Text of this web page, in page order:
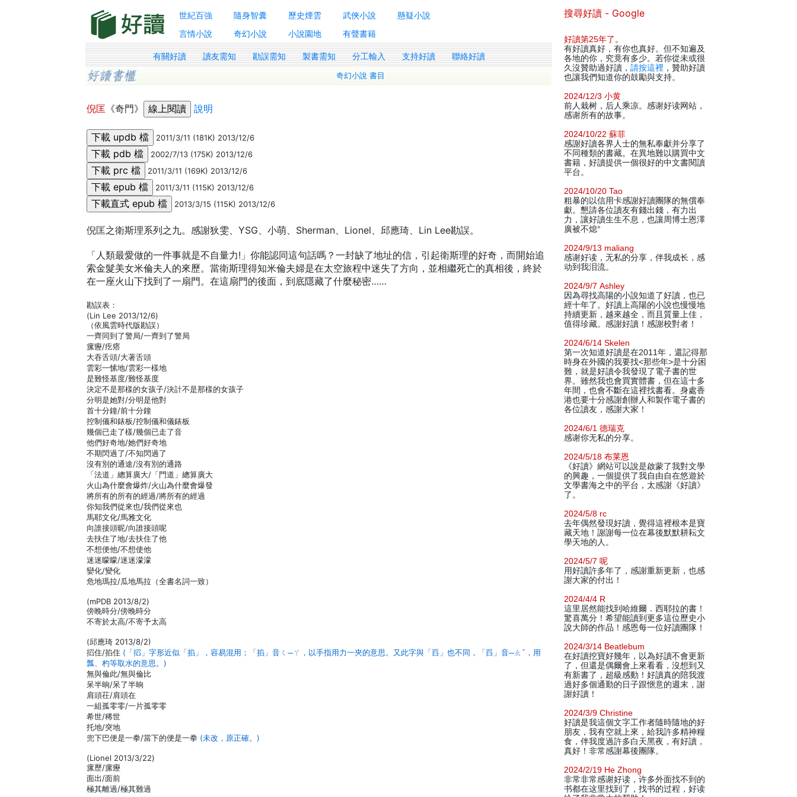
世紀百強 隨身智囊 歷史煙雲 武俠小說
懸疑小說
言情小說
奇幻小說 小說園地 有聲書籍
有關好讀 讀友需知 勘誤需知 製書需知 分工輸入 支持好讀 聯絡好讀
奇幻小說 書目
倪匡 《奇門》 說明
2011/3/11 (181K) 2013/12/6
2002/7/13 (175K) 2013/12/6
2011/3/11 (169K) 2013/12/6
2011/3/11 (115K) 2013/12/6
2013/3/15 (115K) 2013/12/6
倪匡之衛斯理系列之九。感謝狄雯、YSG、小萌、Sherman、Lionel、邱應琦、Lin Lee勘誤。
「人類最愛做的一件事就是不自量力!」你能認同這句話嗎？一封缺了地址的信，引起衛斯理的好奇，而開始追
索金髮美女米倫夫人的來歷。當衛斯理得知米倫夫婦是在太空旅程中迷失了方向，並相繼死亡的真相後，終於
在一座火山下找到了一扇門。在這扇門的後面，到底隱藏了什麼秘密……
勘誤表：
(Lin Lee 2013/12/6)
（依風雲時代版勘誤）
一齊同到了警局/一齊到了警局
瘰癧/疙瘩
大吞舌頭/大著舌頭
雲彩一愫地/雲彩一樣地
是難怪基度/難怪基度
決定不是那樣的女孩子/決計不是那樣的女孩子
分明是她對/分明是他對
首十分鐘/前十分鐘
控制儀和錶板/控制儀和儀錶板
幾個已走了樣/幾個已走了音
他們好奇地/她們好奇地
不期閃過了/不知閃過了
沒有別的通途/沒有別的通路
「法道」總算廣大/「門道」總算廣大
火山為什麼會爆炸/火山為什麼會爆發
將所有的所有的經過/將所有的經過
你知我們從來也/我們從來也
馬耶文化/馬雅文化
向誰接頭昵/向誰接頭呢
去扶住了地/去扶住了他
不想便他/不想使他
迷迷矇矇/迷迷濛濛
孌化/變化
危地瑪拉/瓜地馬拉（全書名詞一致）
(mPDB 2013/8/2)
傍睌時分/傍晚時分
不寄於太高/不寄予太高
(邱應琦 2013/8/2)
搯住/掐住 (「搯」字形近似「掐」，容易混用；「掐」音ㄑ─ㄚ，以手指用力一夾的意思。又此字與「舀」也不同，「舀」音─ㄠˇ，用
瓢、杓等取水的意思。)
無與倫此/無與倫比
呆半晌/呆了半晌
肩頭茌/肩頭在
一組孤零零/一片孤零零
希世/稀世
托地/突地
兜下巴便是一拳/當下的便是一拳 (未改，原正確。)
(Lionel 2013/3/22)
瘰歷/瘰癧
面出/面前
極其離過/極其難過
搜尋好讀 - Google
好讀第25年了 。
有好讀真好，有你也真好。但不知遍及
各地的你，究竟有多少。若你從未或很
久沒贊助過好讀， 請按這裡 ，贊助好讀
也讓我們知道你的鼓勵與支持。
2024/12/3 小黄
前人栽树，后人乘凉。感谢好读网站，
感谢所有的故事。
2024/10/22 蘇菲
感謝好讀各界人士的無私奉獻并分享了
不同種類的書藏。在異地難以購買中文
書籍，好讀提供一個很好的中文書閱讀
平台。
2024/10/20 Tao
粗暴的以信用卡感謝好讀團隊的無償奉
獻。懇請各位讀友有錢出錢，有力出
力，讓好讀生生不息，也讓周博士恩澤
廣被不熄°
2024/9/13 maliang
感谢好读，无私的分享，伴我成长，感
动到我泪流。
2024/9/7 Ashley
因為尋找高陽的小說知道了好讀，也已
經十年了。好讀上高陽的小說也慢慢地
持續更新，越來越全，而且質量上佳，
值得珍藏。感謝好讀！感謝校對者！
2024/6/14 Skelen
第一次知道好讀是在2011年，還記得那
時身在外國的我要找<那些年>是十分困
難，就是好讀令我發現了電子書的世
界。雖然我也會買實體書，但在這十多
年間，也會不斷在這裡找書看。身處香
港也要十分感謝創辦人和製作電子書的
各位讀友，感謝大家！
2024/6/1 德瑞克
感谢你无私的分享。
2024/5/18 布莱恩
《好讀》網站可以說是啟蒙了我對文學
的興趣，一個提供了我自由自在悠遊於
文學書海之中的平台，太感謝《好讀》
了。
2024/5/8 rc
去年偶然發現好讀，覺得這裡根本是寶
藏天地！謝謝每一位在幕後默默耕耘文
學天地的人。
2024/5/7 呢
用好讀許多年了，感謝重新更新，也感
謝大家的付出！
2024/4/4 R
這里居然能找到哈維爾．西耶拉的書！
驚喜萬分！希望能讀到更多這位歷史小
說大師的作品！感恩每一位好讀團隊！
2024/3/14 Beatlebum
在好讀挖寶好幾年，以為好讀不會更新
了，但還是偶爾會上來看看，沒想到又
有新書了，超級感動！好讀真的陪我渡
過好多個通勤的日子跟愜意的週末，謝
謝好讀！
2024/3/9 Christine
好讀是我這個文字工作者隨時隨地的好
朋友，我有空就上來，給我許多精神糧
食，伴我度過許多白天黑夜，有好讀，
真好！非常感謝幕後團隊。
2024/2/19 He Zhong
非常非常感谢好读，许多外面找不到的
书都在这里找到了，找书的过程，好读